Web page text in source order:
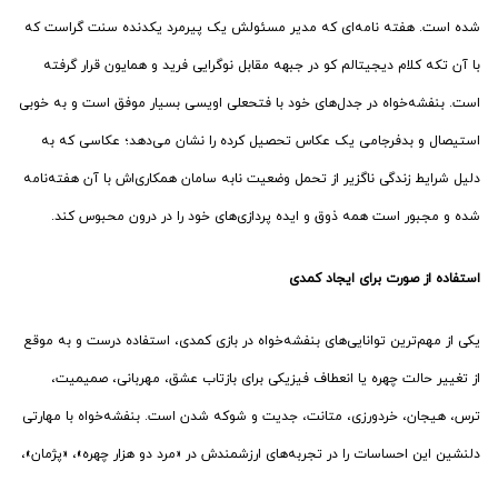
شده است. هفته نامه‌ای که مدیر مسئولش یک پیرمرد یکدنده سنت گراست که
با آن تکه کلام دیجیتالم کو در جبهه مقابل نوگرایی فرید و همایون قرار گرفته
است. بنفشه‌خواه در جدل‌های خود با فتحعلی اویسی بسیار موفق است و به خوبی
استیصال و بدفرجامی یک عکاس تحصیل کرده را نشان می‌دهد؛ عکاسی که به
دلیل شرایط زندگی ناگزیر از تحمل وضعیت نابه سامان همکاری‌اش با آن هفته‌نامه
شده و مجبور است همه ذوق و ایده پردازی‌های خود را در درون محبوس کند.
استفاده از صورت برای ایجاد کمدی
یکی از مهم‌ترین توانایی‌های بنفشه‌خواه در بازی کمدی، استفاده درست و به موقع
از تغییر حالت چهره یا انعطاف فیزیکی برای بازتاب عشق، مهربانی، صمیمیت،
ترس، هیجان، خردورزی، متانت، جدیت و شوکه شدن است. بنفشه‌خواه با مهارتی
دلنشین این احساسات را در تجربه‌های ارزشمندش در «مرد دو هزار چهره»، «پژمان»،